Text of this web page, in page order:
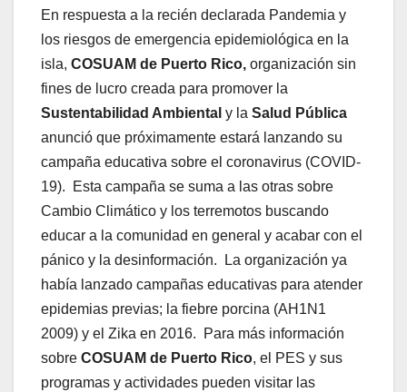
En respuesta a la recién declarada Pandemia y
los riesgos de emergencia epidemiológica en la
isla, COSUAM de Puerto Rico, organización sin
fines de lucro creada para promover la
Sustentabilidad Ambiental y la Salud Pública
anunció que próximamente estará lanzando su
campaña educativa sobre el coronavirus (COVID-
19). Esta campaña se suma a las otras sobre
Cambio Climático y los terremotos buscando
educar a la comunidad en general y acabar con el
pánico y la desinformación. La organización ya
había lanzado campañas educativas para atender
epidemias previas; la fiebre porcina (AH1N1
2009) y el Zika en 2016. Para más información
sobre COSUAM de Puerto Rico, el PES y sus
programas y actividades pueden visitar las